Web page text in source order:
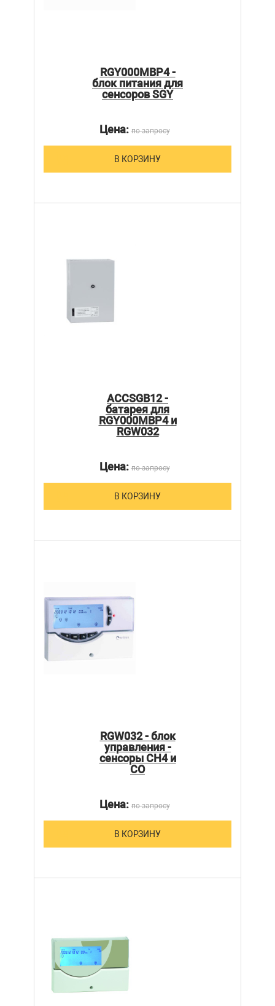
RGY000MBP4 -
блок питания для
сенсоров SGY
Цена:по запросу
В КОРЗИНУ
ACCSGB12 -
батарея для
RGY000MBP4 и
RGW032
Цена:по запросу
В КОРЗИНУ
RGW032 - блок
управления -
сенсоры CH4 и
CO
Цена:по запросу
В КОРЗИНУ